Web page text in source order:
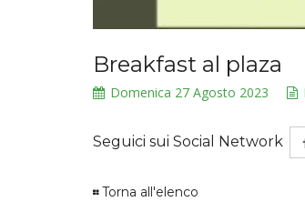
Breakfast al plaza
Domenica 27 Agosto 2023
Seguici sui Social Network
Torna all'elenco